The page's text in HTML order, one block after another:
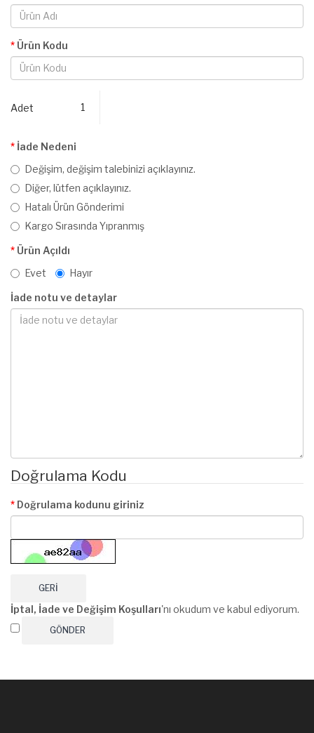
Ürün Kodu
Adet
İade Nedeni
Değişim, değişim talebinizi açıklayınız.
Diğer, lütfen açıklayınız.
Hatalı Ürün Gönderimi
Kargo Sırasında Yıpranmış
Ürün Açıldı
Evet
Hayır
İade notu ve detaylar
Doğrulama Kodu
Doğrulama kodunu giriniz
GERI
İptal, İade ve Değişim Koşulları'nı okudum ve kabul ediyorum.